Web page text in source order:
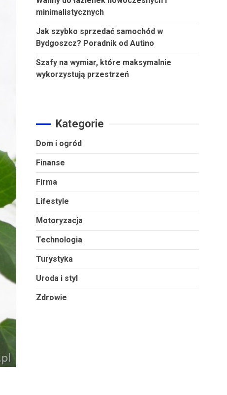
minimalistycznych
Jak szybko sprzedać samochód w
Bydgoszcz? Poradnik od Autino
Szafy na wymiar, które maksymalnie
wykorzystują przestrzeń
Kategorie
Dom i ogród
Finanse
Firma
Lifestyle
Motoryzacja
Technologia
Turystyka
Uroda i styl
Zdrowie